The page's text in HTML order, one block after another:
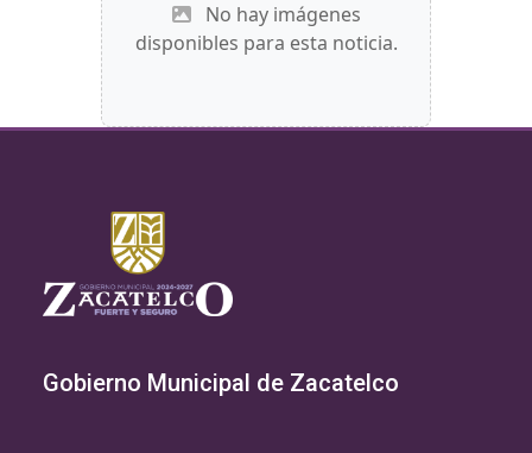
No hay imágenes
disponibles para esta noticia.
Gobierno Municipal de Zacatelco